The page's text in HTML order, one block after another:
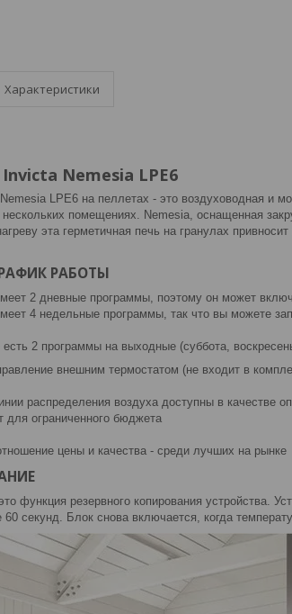
Характеристики
Nemesia LPE6
LPE6 на пеллетах - это воздуховодная и
нескольких помещениях. Nemesia, оснащенная
эта герметичная печь на гранулах
РАБОТЫ
2 дневные программы, поэтому он может
4 недельные программы, так что вы можете
есть 2 программы на выходные (суббота,
внешним термостатом (не входит в
распределения воздуха доступны в качестве
для ограниченного бюджета
цены и качества - среди лучших на рынке
функция резервного копирования устройства.
60 секунд. Блок снова включается, когда